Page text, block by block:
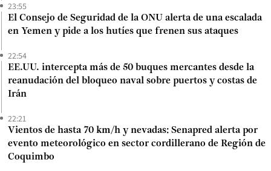
23:55
El Consejo de Seguridad de la ONU alerta de una escalada
en Yemen y pide a los hutíes que frenen sus ataques
22:54
EE.UU. intercepta más de 50 buques mercantes desde la
reanudación del bloqueo naval sobre puertos y costas de
Irán
22:21
Vientos de hasta 70 km/h y nevadas: Senapred alerta por
evento meteorológico en sector cordillerano de Región de
Coquimbo